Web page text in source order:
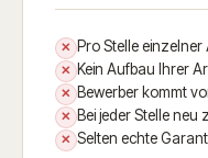
✕ Pro Stelle einzelner
✕ Kein Aufbau Ihrer
✕ Bewerber kommt
✕ Bei jeder Stelle neu
✕ Selten echte